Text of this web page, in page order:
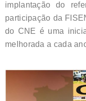
implantação do
participação da
do CNE é uma
melhorada a cada